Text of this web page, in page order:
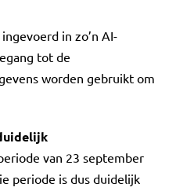
in zo’n AI-
tot de
worden gebruikt om
van 23 september
periode is dus duidelijk